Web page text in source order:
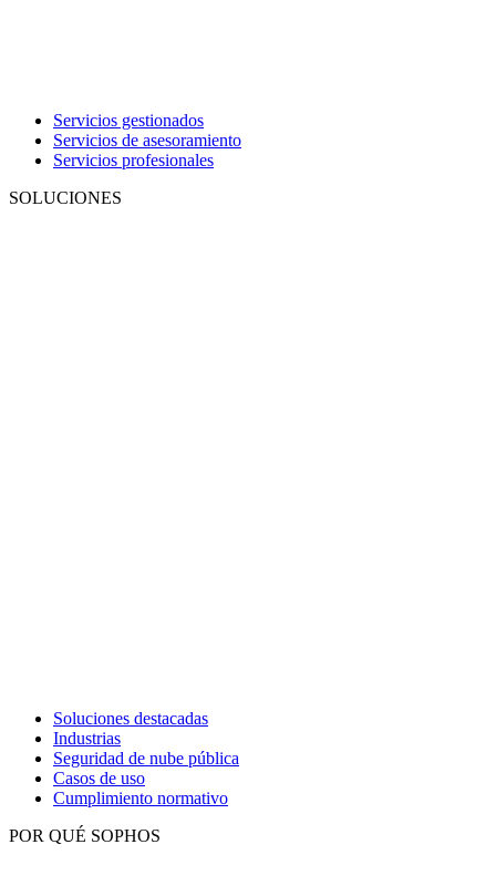
Servicios gestionados
Servicios de asesoramiento
Servicios profesionales
SOLUCIONES
Soluciones destacadas
Industrias
Seguridad de nube pública
Casos de uso
Cumplimiento normativo
POR QUÉ SOPHOS